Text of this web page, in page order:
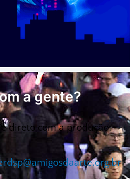
a gente?
direto com a produção: